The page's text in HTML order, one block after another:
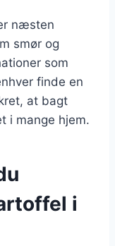
næsten
smør og
som
finde en
at bagt
i mange hjem.
i